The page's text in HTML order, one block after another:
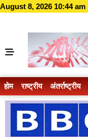
August 8, 2026 10:44 am
होम राष्ट्रीय अंतर्राष्ट्रीय